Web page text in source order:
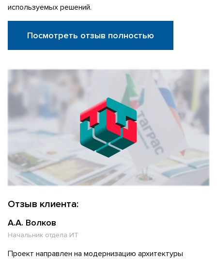
используемых решений.
Посмотреть отзыв полностью
Отзыв клиента:
А.А. Волков
Начальник отдела ИТ
Проект направлен на модернизацию архитектуры